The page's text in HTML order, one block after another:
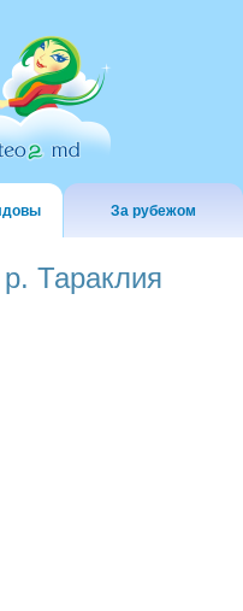
За рубежом
Тараклия